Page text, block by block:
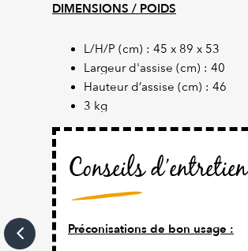
DIMENSIONS / POIDS
L/H/P (cm) : 45 x 89 x 53
Largeur d'assise (cm) : 40
Hauteur d’assise (cm) : 46
3 kg
Conseils d’entretien
Préconisations de bon usage :